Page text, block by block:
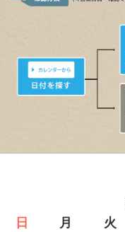
日
月 火